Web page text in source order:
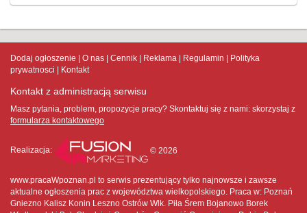
Dodaj ogłoszenie O nas Cennik Reklama Regulamin
Polityka
prywatnosci
Kontakt
Kontakt z administracją serwisu
Masz pytania, problem, propozycje pracy? Skontaktuj się z nami: skorzystaj z
formularza kontaktowego
Realizacja: © 2026
www.pracaWpoznan.pl to serwis prezentujący tylko najnowsze i zawsze
aktualne ogłoszenia prac z województwa wielkopolskiego. Praca w: Poznań
Gniezno Kalisz Konin Leszno Ostrów Wlk. Piła Śrem Bojanowo Borek